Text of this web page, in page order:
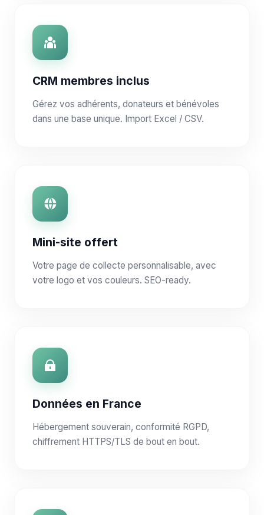
CRM membres inclus
Gérez vos adhérents, donateurs et bénévoles
dans une base unique. Import Excel / CSV.
Mini-site offert
Votre page de collecte personnalisable, avec
votre logo et vos couleurs. SEO-ready.
Données en France
Hébergement souverain, conformité RGPD,
chiffrement HTTPS/TLS de bout en bout.